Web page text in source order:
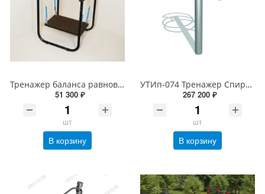
Тренажер баланса равновесия ТРМ
51 300 ₽
шт
В корзину
УТИп-074 Тренажер Спираль
267 200 ₽
шт
В корзину